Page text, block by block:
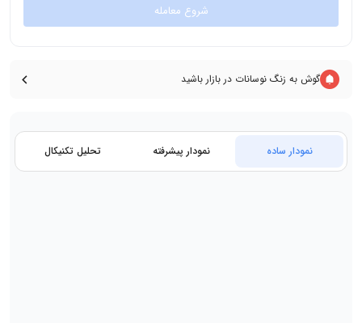
شروع معامله
گوش به زنگ نوسانات در بازار باشید
نمودار ساده نمودار پیشرفته تحلیل تکنیکال